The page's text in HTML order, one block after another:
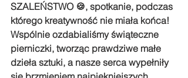
SZALEŃSTWO 🍪, spotkanie, podczas
którego kreatywność nie miała końca!
Wspólnie ozdabialiśmy świąteczne
pierniczki, tworząc prawdziwe małe
dzieła sztuki, a nasze serca wypełniły